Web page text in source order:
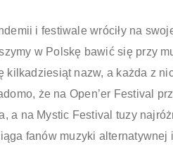
i festiwale wróciły na
w Polskę bawić się przy
kilkadziesiąt nazw, a każda z
że na Open’er Festival
a na Mystic Festival tuzy
fanów muzyki alternatywnej